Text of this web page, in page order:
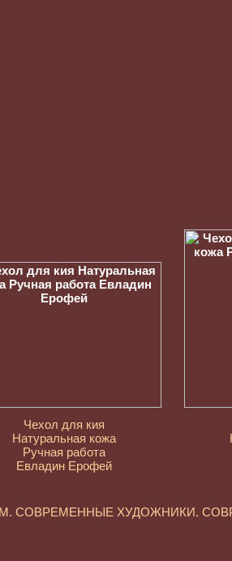
Чехол для кия
Натуральная кожа
Ручная работа
Евладин Ерофей
СОВРЕМЕННЫЕ ХУДОЖНИКИ.